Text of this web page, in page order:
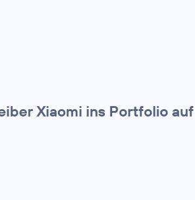
Xiaomi ins Portfolio auf